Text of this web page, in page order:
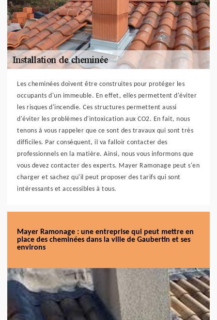
Les cheminées doivent être construites pour protéger les
occupants d'un immeuble. En effet, elles permettent d'éviter
les risques d'incendie. Ces structures permettent aussi
d'éviter les problèmes d'intoxication aux CO2. En fait, nous
tenons à vous rappeler que ce sont des travaux qui sont très
difficiles. Par conséquent, il va falloir contacter des
professionnels en la matière. Ainsi, nous vous informons que
vous devez contacter des experts. Mayer Ramonage peut s'en
charger et sachez qu'il peut proposer des tarifs qui sont
intéressants et accessibles à tous.
Mayer Ramonage : une entreprise qui peut mettre en
place des cheminées dans la ville de Gaubertin et ses
environs